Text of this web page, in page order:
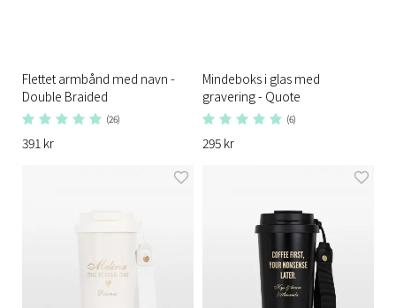
Flettet armbånd med navn -
Double Braided
(26)
391 kr
Mindeboks i glas med
gravering - Quote
(6)
295 kr